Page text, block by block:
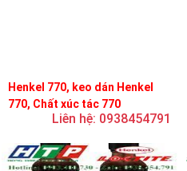
Henkel 770, keo dán Henkel
770, Chất xúc tác 770
Liên hệ: 0938454791